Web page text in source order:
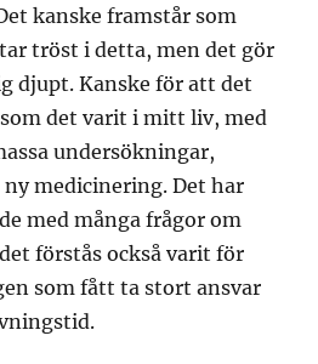
kanske framstår som
tröst i detta, men det gör
djupt. Kanske för att det
det varit i mitt liv, med
undersökningar,
medicinering. Det har
med många frågor om
förstås också varit för
som fått ta stort ansvar